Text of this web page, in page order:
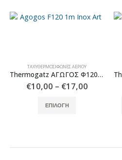
Thermogatz ΑΓΩΓΟΣ Φ120 ΙΝΟΧ ART
Price
range:
through
ΤΑΧΥΘΕΡΜΟΣΊΦΩΝΕΣ ΑΕΡΊΟΥ
€167,00
ΠΡΟΣΘΉΚΗ ΣΤΟ ΚΑΛΆΘΙ